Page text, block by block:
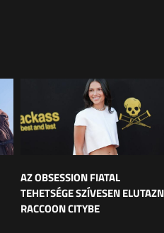
AZ OBSESSION FIATAL
TEHETSÉGE SZÍVESEN
RACCOON CITYBE